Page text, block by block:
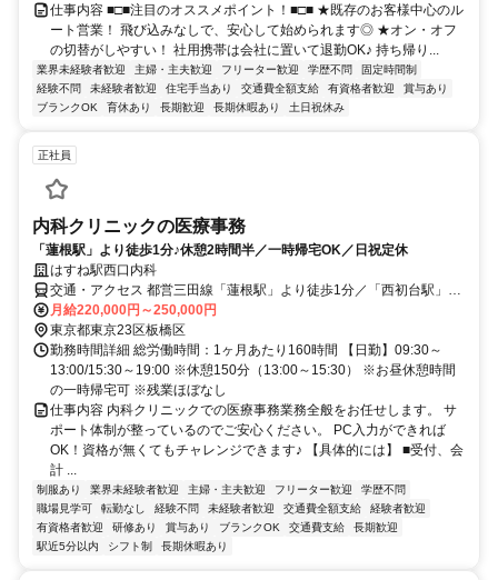
仕事内容 ■□■注目のオススメポイント！■□■ ★既存のお客様中心のル
ート営業！ 飛び込みなしで、安心して始められます◎ ★オン・オフ
の切替がしやすい！ 社用携帯は会社に置いて退勤OK♪ 持ち帰り...
業界未経験者歓迎 主婦・主夫歓迎 フリーター歓迎 学歴不問
固定時間制
経験不問
未経験者歓迎 住宅手当あり 交通費全額支給 有資格者歓迎
賞与あり
ブランクOK
育休あり 長期歓迎 長期休暇あり 土日祝休み
正社員
内科クリニックの医療事務
「蓮根駅」より徒歩1分♪休憩2時間半／一時帰宅OK／日祝定休
はすね駅西口内科
交通・アクセス 都営三田線「蓮根駅」より徒歩1分／「西初台駅」よ
り徒歩9分
月給220,000円～250,000円
東京都東京23区板橋区
勤務時間詳細 総労働時間：1ヶ月あたり160時間 【日勤】09:30～
13:00/15:30～19:00 ※休憩150分（13:00～15:30） ※お昼休憩時間
の一時帰宅可 ※残業ほぼなし
仕事内容 内科クリニックでの医療事務業務全般をお任せします。 サ
ポート体制が整っているのでご安心ください。 PC入力ができれば
OK！資格が無くてもチャレンジできます♪ 【具体的には】 ■受付、会
計 ...
制服あり 業界未経験者歓迎 主婦・主夫歓迎 フリーター歓迎
学歴不問
職場見学可
転勤なし 経験不問 未経験者歓迎 交通費全額支給
経験者歓迎
有資格者歓迎
研修あり 賞与あり ブランクOK 交通費支給
長期歓迎
駅近5分以内
シフト制 長期休暇あり